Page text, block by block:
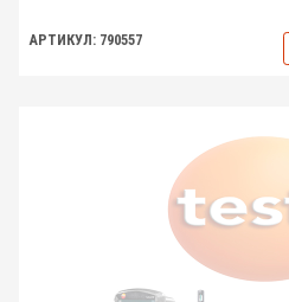
АРТИКУЛ: 790557